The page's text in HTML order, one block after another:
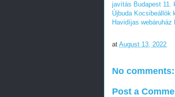
javítás Budapest 11.
Újbuda Kocsibeállók
Havidíjas
at August 13, 2022
No comments:
Post a